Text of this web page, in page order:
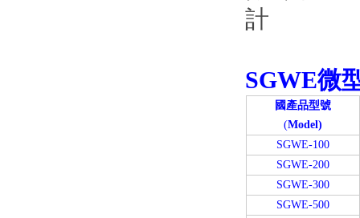
SGWE微
國產品型號
(Model)
SGWE-100
SGWE-200
SGWE-300
SGWE-500